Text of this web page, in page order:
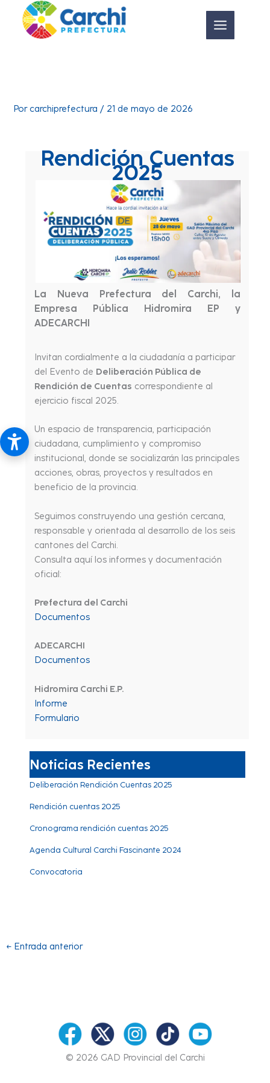
contenido
Porcarchiprefectura / 21 de mayo de 2026
Rendición Cuentas
2025
La Nueva Prefectura del Carchi, la
Empresa Pública Hidromira EP y
ADECARCHI
Invitan cordialmente a la ciudadanía a participar
del Evento de Deliberación Pública de
Rendición de Cuentas correspondiente al
ejercicio fiscal 2025.
Un espacio de transparencia, participación
ciudadana, cumplimiento y compromiso
institucional, donde se socializarán las principales
acciones, obras, proyectos y resultados en
beneficio de la provincia.
Seguimos construyendo una gestión cercana,
responsable y orientada al desarrollo de los seis
cantones del Carchi.
Consulta aquí los informes y documentación
oficial:
Prefectura del Carchi
Documentos
ADECARCHI
Documentos
Hidromira Carchi E.P.
Informe
Formulario
Noticias Recientes
Deliberación Rendición Cuentas 2025
Rendición cuentas 2025
Cronograma rendición cuentas 2025
Agenda Cultural Carchi Fascinante 2024
Convocatoria
←Entrada anterior
© 2026 GAD Provincial del Carchi